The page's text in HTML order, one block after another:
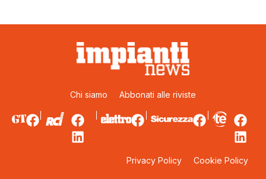
Chi siamo Abbonati alle riviste
Privacy Policy Cookie Policy